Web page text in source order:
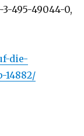
495-49044-0,
die-
14882/